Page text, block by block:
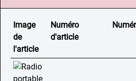
Image
de
l'article
Numéro
d'article